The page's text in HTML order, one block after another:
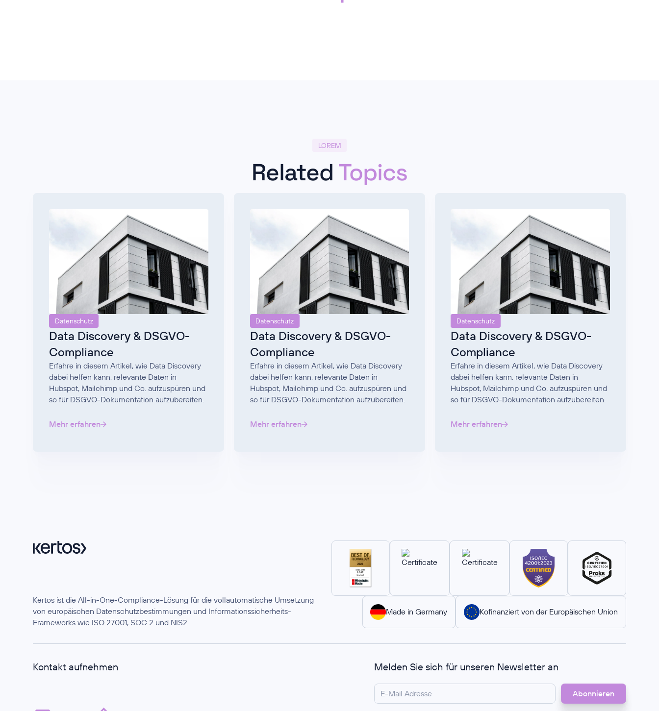
LOREM
Related Topics
Datenschutz
Data Discovery & DSGVO-
Compliance
Erfahre in diesem Artikel, wie Data Discovery
dabei helfen kann, relevante Daten in
Hubspot, Mailchimp und Co. aufzuspüren und
so für DSGVO-Dokumentation aufzubereiten.
Mehr erfahren
Datenschutz
Data Discovery & DSGVO-
Compliance
Erfahre in diesem Artikel, wie Data Discovery
dabei helfen kann, relevante Daten in
Hubspot, Mailchimp und Co. aufzuspüren und
so für DSGVO-Dokumentation aufzubereiten.
Mehr erfahren
Datenschutz
Data Discovery & DSGVO-
Compliance
Erfahre in diesem Artikel, wie Data Discovery
dabei helfen kann, relevante Daten in
Hubspot, Mailchimp und Co. aufzuspüren und
so für DSGVO-Dokumentation aufzubereiten.
Mehr erfahren
Kertos ist die All-in-One-Compliance-Lösung für die vollautomatische Umsetzung
von europäischen Datenschutzbestimmungen und Informationssicherheits-
Frameworks wie ISO 27001, SOC 2 und NIS2.
Made in Germany Kofinanziert von der Europäischen Union
Kontakt aufnehmen Melden Sie sich für unseren Newsletter an